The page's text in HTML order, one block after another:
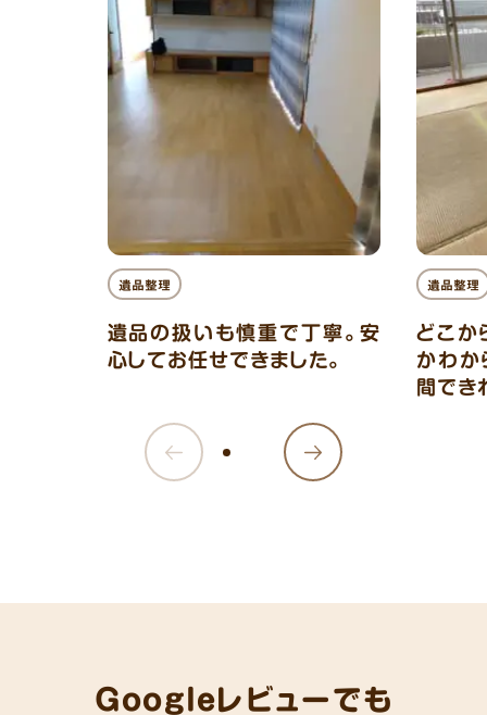
遺品整理
遺品の扱いも慎重で丁寧。安
心してお任せできました。
遺品整理
どこか
かわか
間でき
Googleレビューでも